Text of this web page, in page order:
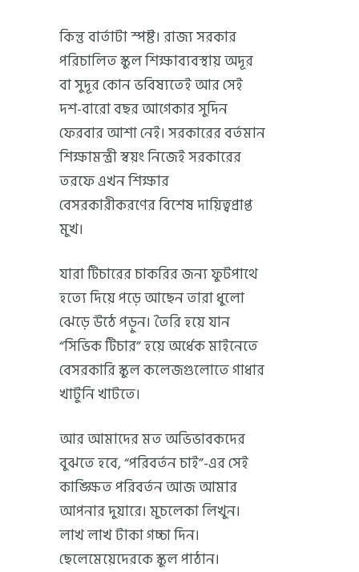
কিন্তু বার্তাটা স্পষ্ট। রাজ্য সরকার
পরিচালিত স্কুল শিক্ষাব্যবস্থায় অদূর
বা সুদূর কোন ভবিষ্যতেই আর সেই
দশ-বারো বছর আগেকার সুদিন
ফেরবার আশা নেই। সরকারের বর্তমান
শিক্ষামন্ত্রী স্বয়ং নিজেই সরকারের
তরফে এখন শিক্ষার
বেসরকারীকরণের বিশেষ দায়িত্বপ্রাপ্ত
মুখ।
যারা টিচারের চাকরির জন্য ফুটপাথে
হত্যে দিয়ে পড়ে আছেন তারা ধুলো
ঝেড়ে উঠে পড়ুন। তৈরি হয়ে যান
“সিভিক টিচার” হয়ে অর্ধেক মাইনেতে
বেসরকারি স্কুল কলেজগুলোতে গাধার
খাটুনি খাটতে।
আর আমাদের মত অভিভাবকদের
বুঝতে হবে, “পরিবর্তন চাই”-এর সেই
কাঙ্ক্ষিত পরিবর্তন আজ আমার
আপনার দুয়ারে। মুচলেকা লিখুন।
লাখ লাখ টাকা গচ্চা দিন।
ছেলেমেয়েদেরকে স্কুল পাঠান।